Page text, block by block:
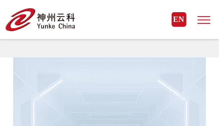
MK体育(国际)官方网站
EN
MK体育(国际)官方网站> 云科网络> 交换机